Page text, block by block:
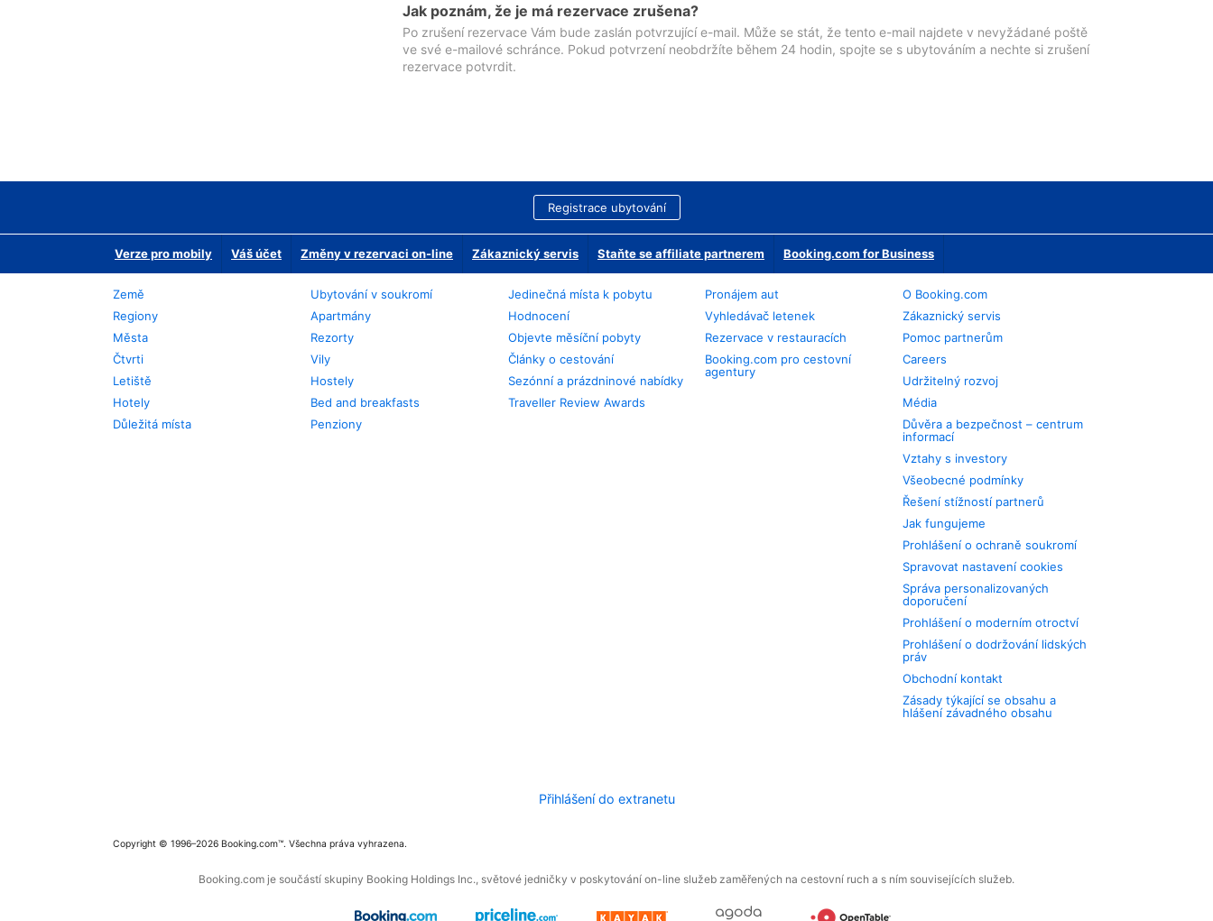
Jak poznám, že je má rezervace zrušena?
Po zrušení rezervace Vám bude zaslán potvrzující e-mail. Může se stát, že tento e-mail najdete v nevyžádané poště
ve své e-mailové schránce. Pokud potvrzení neobdržíte během 24 hodin, spojte se s ubytováním a nechte si zrušení
rezervace potvrdit.
Registrace ubytování
Verze pro mobily Váš účet Změny v rezervaci on-line Zákaznický servis Staňte se affiliate partnerem Booking.com for Business
Země
Regiony
Města
Čtvrti
Letiště
Hotely
Důležitá místa
Ubytování v soukromí
Apartmány
Rezorty
Vily
Hostely
Bed and breakfasts
Penziony
Jedinečná místa k pobytu
Hodnocení
Objevte měsíční pobyty
Články o cestování
Sezónní a prázdninové nabídky
Traveller Review Awards
Pronájem aut
Vyhledávač letenek
Rezervace v restauracích
Booking.com pro cestovní
agentury
O Booking.com
Zákaznický servis
Pomoc partnerům
Careers
Udržitelný rozvoj
Média
Důvěra a bezpečnost – centrum
informací
Vztahy s investory
Všeobecné podmínky
Řešení stížností partnerů
Jak fungujeme
Prohlášení o ochraně soukromí
Spravovat nastavení cookies
Správa personalizovaných
doporučení
Prohlášení o moderním otroctví
Prohlášení o dodržování lidských
práv
Obchodní kontakt
Zásady týkající se obsahu a
hlášení závadného obsahu
Přihlášení do extranetu
Copyright © 1996–2026 Booking.com™. Všechna práva vyhrazena.
Booking.com je součástí skupiny Booking Holdings Inc., světové jedničky v poskytování on-line služeb zaměřených na cestovní ruch a s ním souvisejících služeb.